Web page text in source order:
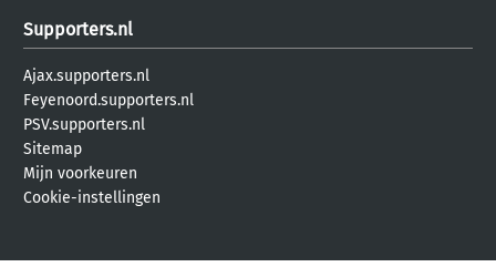
Supporters.nl
Ajax.supporters.nl
Feyenoord.supporters.nl
PSV.supporters.nl
Sitemap
Mijn voorkeuren
Cookie-instellingen